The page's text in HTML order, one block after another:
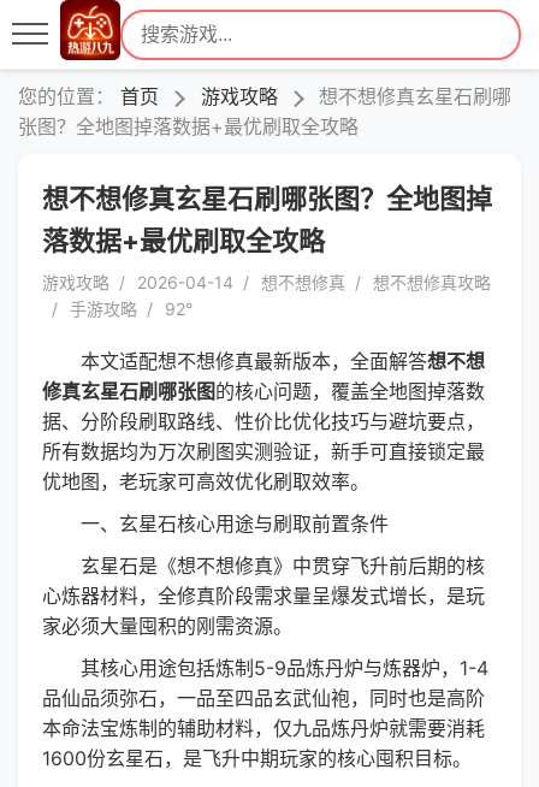
您的位置： 首页 游戏攻略
想不想修真玄星石刷哪
张图？全地图掉落数据+最优刷取全攻略
想不想修真玄星石刷哪张图？全地图掉
落数据+最优刷取全攻略
游戏攻略 2026-04-14 想不想修真
想不想修真攻略
手游攻略
92°
本文适配想不想修真最新版本，全面解答想不想
修真玄星石刷哪张图的核心问题，覆盖全地图掉落数
据、分阶段刷取路线、性价比优化技巧与避坑要点，
所有数据均为万次刷图实测验证，新手可直接锁定最
优地图，老玩家可高效优化刷取效率。
一、玄星石核心用途与刷取前置条件
玄星石是《想不想修真》中贯穿飞升前后期的核
心炼器材料，全修真阶段需求量呈爆发式增长，是玩
家必须大量囤积的刚需资源。
其核心用途包括炼制5-9品炼丹炉与炼器炉，1-4
品仙品须弥石，一品至四品玄武仙袍，同时也是高阶
本命法宝炼制的辅助材料，仅九品炼丹炉就需要消耗
1600份玄星石，是飞升中期玩家的核心囤积目标。